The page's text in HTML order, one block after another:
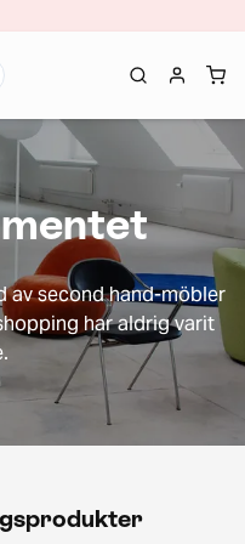
av second hand-möbler
har aldrig varit